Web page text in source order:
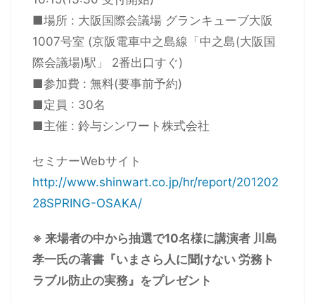
■場所 : 大阪国際会議場 グランキューブ大阪
1007号室 (京阪電車中之島線「中之島(大阪国
際会議場)駅」 2番出口すぐ)
■参加費 : 無料(要事前予約)
■定員 : 30名
■主催 : 鈴与シンワート株式会社
セミナーWebサイト
http://www.shinwart.co.jp/hr/report/201202
28SPRING-OSAKA/
※ 来場者の中から抽選で10名様に講演者 川島
孝一氏の著書『いまさら人に聞けない 労務ト
ラブル防止の実務』をプレゼント